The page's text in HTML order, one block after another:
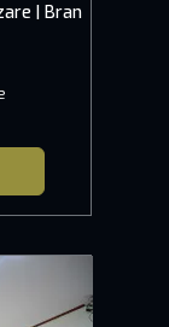
| Bran